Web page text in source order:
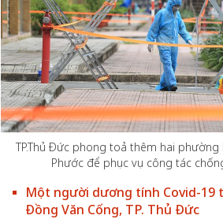
TP.Thủ Đức phong toả thêm hai phường
Phước để phục vụ công tác
Một người dương tính Covid-19
Đồng Văn Cống, TP. Thủ Đức